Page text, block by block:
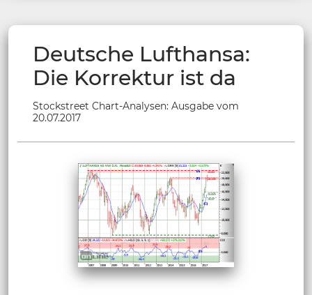
Deutsche Lufthansa:
Die Korrektur ist da
Stockstreet Chart-Analysen: Ausgabe vom
20.07.2017